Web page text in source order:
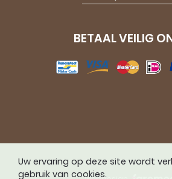
BETAAL VEILIG
Uw ervaring op deze site wordt
gebruik van cookies.